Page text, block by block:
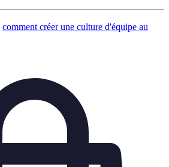
comment créer une culture d'équipe au